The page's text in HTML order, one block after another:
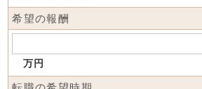
希望の報酬
万円